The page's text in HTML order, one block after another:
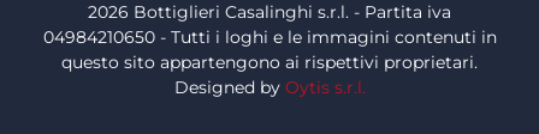
2026 Bottiglieri Casalinghi s.r.l. - Partita iva
04984210650 - Tutti i loghi e le immagini contenuti in
questo sito appartengono ai rispettivi proprietari.
Designed by Oytis s.r.l.